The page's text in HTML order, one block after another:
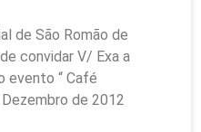
de São Romão de
convidar V/ Exa a
evento “ Café
de 2012